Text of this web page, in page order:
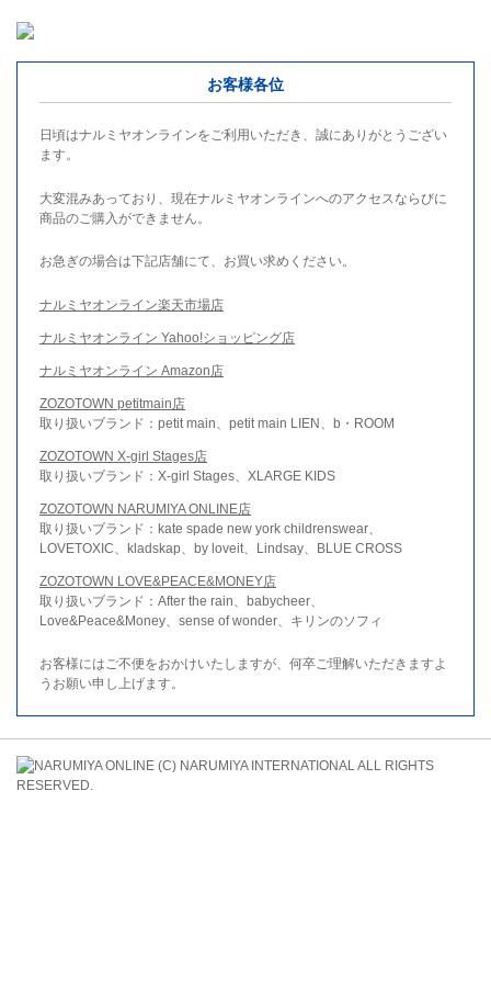
お客様各位
日頃はナルミヤオンラインをご利用いただき、誠にありがとうござい
ます。
大変混みあっており、現在ナルミヤオンラインへのアクセスならびに
商品のご購入ができません。
お急ぎの場合は下記店舗にて、お買い求めください。
ナルミヤオンライン楽天市場店
ナルミヤオンライン Yahoo!ショッピング店
ナルミヤオンライン Amazon店
ZOZOTOWN petitmain店
取り扱いブランド：petit main、petit main LIEN、b・ROOM
ZOZOTOWN X-girl Stages店
取り扱いブランド：X-girl Stages、XLARGE KIDS
ZOZOTOWN NARUMIYA ONLINE店
取り扱いブランド：kate spade new york childrenswear、
LOVETOXIC、kladskap、by loveit、Lindsay、BLUE CROSS
ZOZOTOWN LOVE&PEACE&MONEY店
取り扱いブランド：After the rain、babycheer、
Love&Peace&Money、sense of wonder、キリンのソフィ
お客様にはご不便をおかけいたしますが、何卒ご理解いただきますよ
うお願い申し上げます。